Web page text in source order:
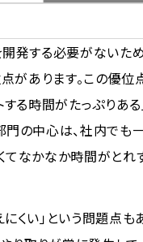
発する必要がないた
があります。この優位
る時間がたっぷりあ
門の中心は、社内で
なかなか時間がとれ
くい」という問題点